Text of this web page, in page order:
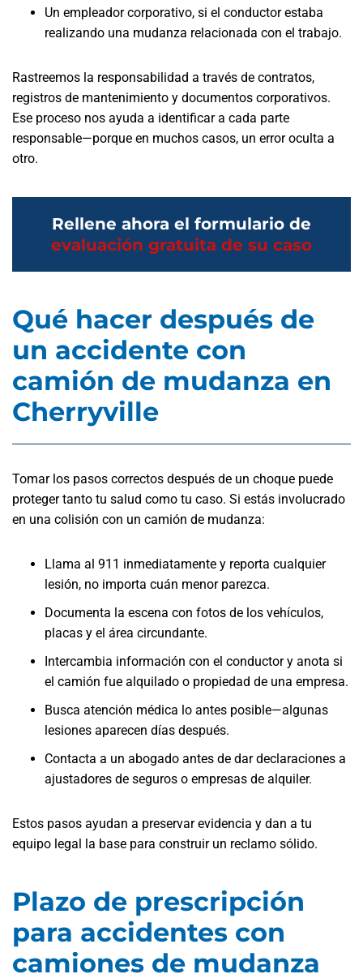
Un empleador corporativo, si el conductor estaba
realizando una mudanza relacionada con el trabajo.
Rastreemos la responsabilidad a través de contratos,
registros de mantenimiento y documentos corporativos.
Ese proceso nos ayuda a identificar a cada parte
responsable—porque en muchos casos, un error oculta a
otro.
Rellene ahora el formulario de
evaluación gratuita de su caso
Qué hacer después de
un accidente con
camión de mudanza en
Cherryville
Tomar los pasos correctos después de un choque puede
proteger tanto tu salud como tu caso. Si estás involucrado
en una colisión con un camión de mudanza:
Llama al 911 inmediatamente y reporta cualquier
lesión, no importa cuán menor parezca.
Documenta la escena con fotos de los vehículos,
placas y el área circundante.
Intercambia información con el conductor y anota si
el camión fue alquilado o propiedad de una empresa.
Busca atención médica lo antes posible—algunas
lesiones aparecen días después.
Contacta a un abogado antes de dar declaraciones a
ajustadores de seguros o empresas de alquiler.
Estos pasos ayudan a preservar evidencia y dan a tu
equipo legal la base para construir un reclamo sólido.
Plazo de prescripción
para accidentes con
camiones de mudanza